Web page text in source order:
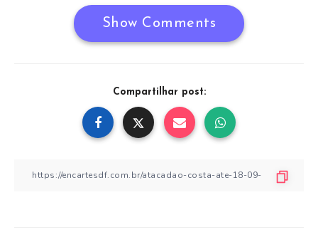
Show Comments
Compartilhar post: